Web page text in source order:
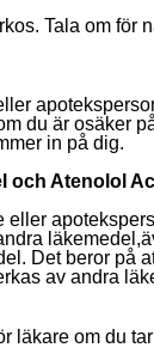
Tala om för
du är osäker
in på dig.
och Atenolol
eller
läkemedel,
Det beror på
av andra
läkare om du